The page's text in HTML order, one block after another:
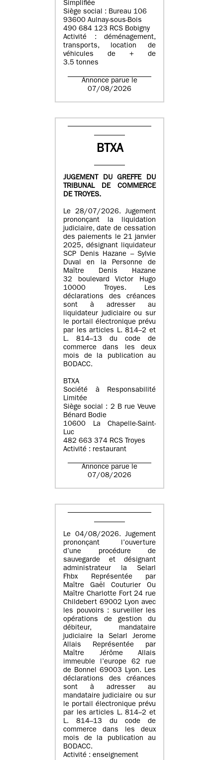
Simplifiée
Siège social : Bureau 106
93600 Aulnay-sous-Bois
490 684 123 RCS Bobigny
Activité : déménagement,
transports, location de
véhicules de + de
3.5 tonnes
Annonce parue le
07/08/2026
BTXA
JUGEMENT DU GREFFE DU
TRIBUNAL DE COMMERCE
DE TROYES.
Le 28/07/2026. Jugement
prononçant la liquidation
judiciaire, date de cessation
des paiements le 21 janvier
2025, désignant liquidateur
SCP Denis Hazane – Sylvie
Duval en la Personne de
Maître Denis Hazane
32 boulevard Victor Hugo
10000 Troyes. Les
déclarations des créances
sont à adresser au
liquidateur judiciaire ou sur
le portail électronique prévu
par les articles L. 814–2 et
L. 814–13 du code de
commerce dans les deux
mois de la publication au
BODACC.
BTXA
Société à Responsabilité
Limitée
Siège social : 2 B rue Veuve
Bénard Bodie
10600 La Chapelle-Saint-
Luc
482 663 374 RCS Troyes
Activité : restaurant
Annonce parue le
07/08/2026
Le 04/08/2026. Jugement
prononçant l’ouverture
d’une procédure de
sauvegarde et désignant
administrateur la Selarl
Fhbx Représentée par
Maître Gaël Couturier Ou
Maître Charlotte Fort 24 rue
Childebert 69002 Lyon avec
les pouvoirs : surveiller les
opérations de gestion du
débiteur, mandataire
judiciaire la Selarl Jerome
Allais Représentée par
Maître Jérôme Allais
immeuble l’europe 62 rue
de Bonnel 69003 Lyon. Les
déclarations des créances
sont à adresser au
mandataire judiciaire ou sur
le portail électronique prévu
par les articles L. 814–2 et
L. 814–13 du code de
commerce dans les deux
mois de la publication au
BODACC.
Activité : enseignement